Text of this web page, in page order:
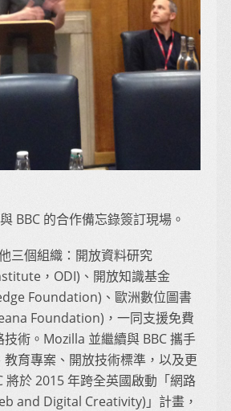
BBC 的合作備忘錄簽訂現場。
三個組織：開放資料研究
，ODI)、開放知識基金
Foundation)、歐洲數位圖書
Foundation)，一同支援免費
術。Mozilla 並繼續與 BBC 攜手
育專案、開放技術標準，以及更
將於 2015 年跨全英國啟動「網路
and Digital Creativity)」計畫，